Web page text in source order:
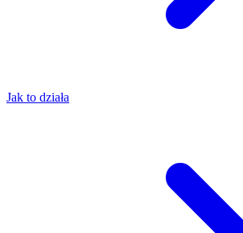
Jak to działa